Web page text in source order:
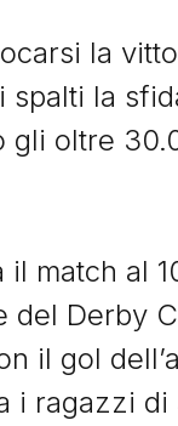
la
la
oltre
match al
del Derby
il gol
i ragazzi